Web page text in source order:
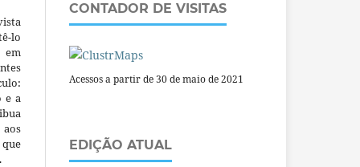
lo
em
e a
CONTADOR DE VISITAS
Acessos a partir de 30 de maio de 2021
EDIÇÃO ATUAL